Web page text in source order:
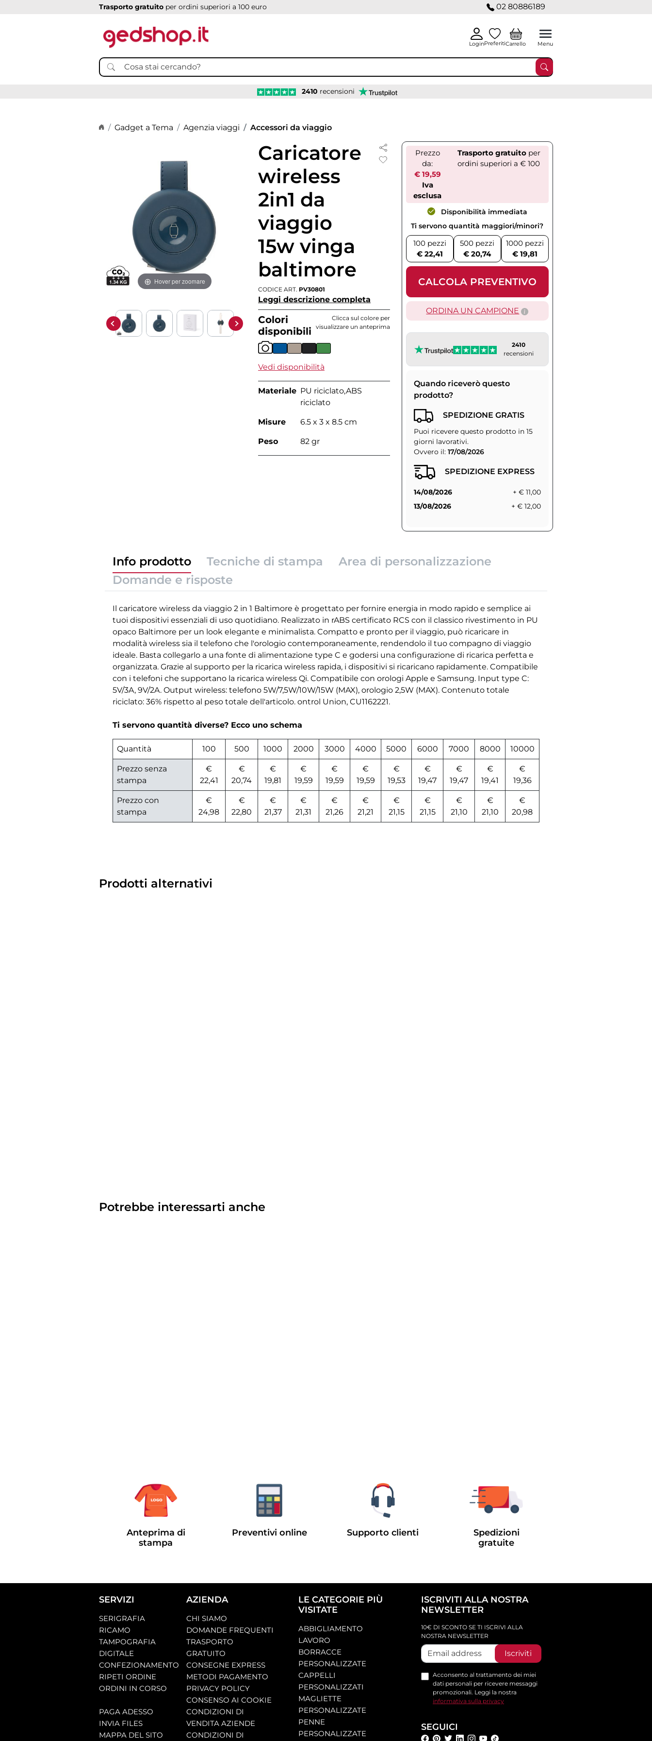
Trasporto gratuito per ordini superiori a 100 euro 02 80886189
LoginPreferitiCarrello Menu
2410 recensioni
Home page
Gadget a Tema Agenzia viaggi Accessori da viaggio
Hover per zoomare
Caricatore
wireless
2in1 da
viaggio
15w vinga
baltimore
CODICE ART. PV30801
Leggi descrizione completa
Colori
disponibili
Clicca sul colore per
visualizzare un anteprima
Vedi disponibilità
Materiale PU riciclato,ABS
riciclato
Misure 6.5 x 3 x 8.5 cm
Peso 82 gr
Prezzo
da:
€ 19,59
Iva
esclusa
Trasporto gratuitoper
ordini superiori a € 100
Disponibilità immediata
Ti servono quantità maggiori/minori?
100 pezzi
€ 22,41
500 pezzi
€ 20,74
1000 pezzi
€ 19,81
CALCOLA PREVENTIVO
ORDINA UN CAMPIONE
2410
recensioni
Quando riceverò questo
prodotto?
SPEDIZIONE GRATIS
Puoi ricevere questo prodotto in 15
giorni lavorativi.
Ovvero il: 17/08/2026
SPEDIZIONE EXPRESS
14/08/2026
+ € 11,00
13/08/2026
+ € 12,00
Info prodotto Tecniche di stampa
Area di personalizzazione
Domande e risposte
Il caricatore wireless da viaggio 2 in 1 Baltimore è progettato per fornire energia in modo rapido e semplice ai
tuoi dispositivi essenziali di uso quotidiano. Realizzato in rABS certificato RCS con il classico rivestimento in PU
opaco Baltimore per un look elegante e minimalista. Compatto e pronto per il viaggio, può ricaricare in
modalità wireless sia il telefono che l'orologio contemporaneamente, rendendolo il tuo compagno di viaggio
ideale. Basta collegarlo a una fonte di alimentazione type C e godersi una configurazione di ricarica perfetta e
organizzata. Grazie al supporto per la ricarica wireless rapida, i dispositivi si ricaricano rapidamente. Compatibile
con i telefoni che supportano la ricarica wireless Qi. Compatibile con orologi Apple e Samsung. Input type C:
5V/3A, 9V/2A. Output wireless: telefono 5W/7,5W/10W/15W (MAX), orologio 2,5W (MAX). Contenuto totale
riciclato: 36% rispetto al peso totale dell'articolo. ontrol Union, CU1162221.
Ti servono quantità diverse? Ecco uno schema
Quantità 100 500 1000 2000 3000 4000 5000 6000 7000 8000 10000
Prezzo senza
stampa
€
22,41
€
20,74
€
19,81
€
19,59
€
19,59
€
19,59
€
19,53
€
19,47
€
19,47
€
19,41
€
19,36
Prezzo con
stampa
€
24,98
€
22,80
€
21,37
€
21,31
€
21,26
€
21,21
€
21,15
€
21,15
€
21,10
€
21,10
€
20,98
Prodotti alternativi
Potrebbe interessarti anche
Anteprima di
stampa
Preventivi online Supporto clienti
Spedizioni
gratuite
SERVIZI
SERIGRAFIA
RICAMO
TAMPOGRAFIA
DIGITALE
CONFEZIONAMENTO
RIPETI ORDINE
ORDINI IN CORSO
PAGA ADESSO
INVIA FILES
MAPPA DEL SITO
AZIENDA
CHI SIAMO
DOMANDE FREQUENTI
TRASPORTO
GRATUITO
CONSEGNE EXPRESS
METODI PAGAMENTO
PRIVACY POLICY
CONSENSO AI COOKIE
CONDIZIONI DI
VENDITA AZIENDE
CONDIZIONI DI
LE CATEGORIE PIÙ
VISITATE
ABBIGLIAMENTO
LAVORO
BORRACCE
PERSONALIZZATE
CAPPELLI
PERSONALIZZATI
MAGLIETTE
PERSONALIZZATE
PENNE
PERSONALIZZATE
ISCRIVITI ALLA NOSTRA
NEWSLETTER
10€ DI SCONTO SE TI ISCRIVI ALLA
NOSTRA NEWSLETTER
Iscriviti
Acconsento al trattamento dei miei
dati personali per ricevere messaggi
promozionali. Leggi la nostra
informativa sulla privacy
SEGUICI